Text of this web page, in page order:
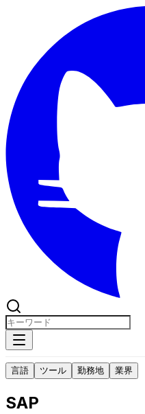
言語 ツール 勤務地 業界
SAP